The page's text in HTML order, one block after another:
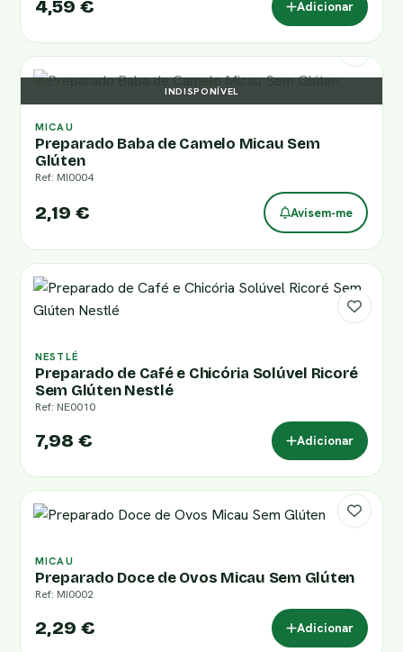
4,59 € Adicionar
INDISPONÍVEL
MICAU
Preparado Baba de Camelo Micau Sem
Glúten
Ref: MI0004
2,19 € Avisem-me
NESTLÉ
Preparado de Café e Chicória Solúvel Ricoré
Sem Glúten Nestlé
Ref: NE0010
7,98 € Adicionar
MICAU
Preparado Doce de Ovos Micau Sem Glúten
Ref: MI0002
2,29 € Adicionar